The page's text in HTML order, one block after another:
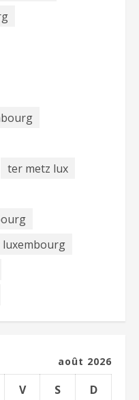
ter metz lux
août 2026
V S D